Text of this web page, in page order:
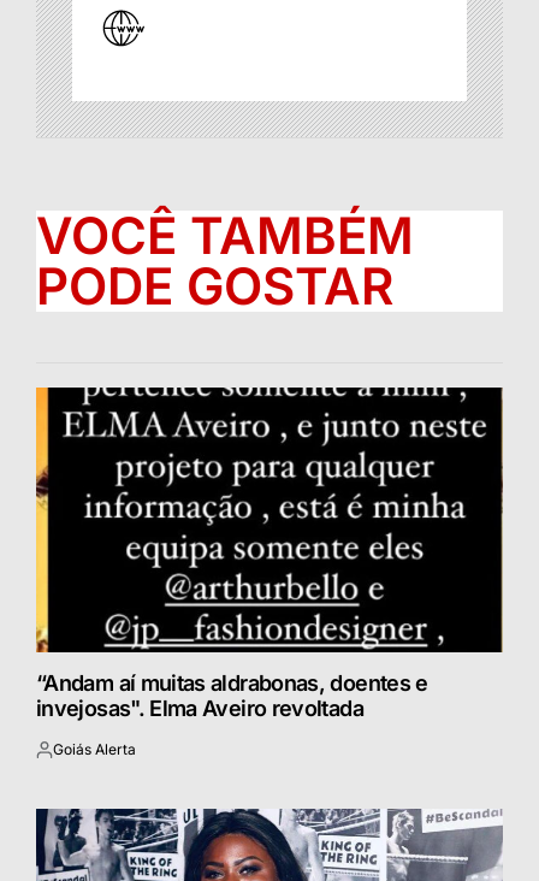
VOCÊ TAMBÉM
PODE GOSTAR
“Andam aí muitas aldrabonas, doentes e
invejosas". Elma Aveiro revoltada
Postado
Goiás Alerta